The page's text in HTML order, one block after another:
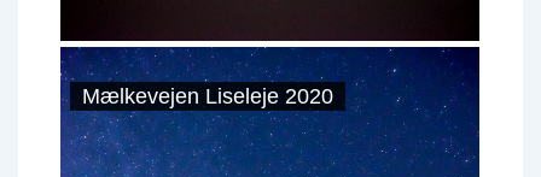
Mælkevejen Liseleje 2020